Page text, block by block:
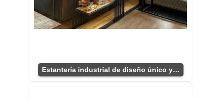
Estantería industrial de diseño único y funcional